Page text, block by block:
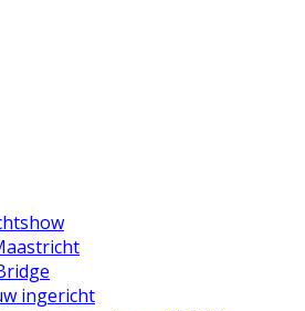
ingericht